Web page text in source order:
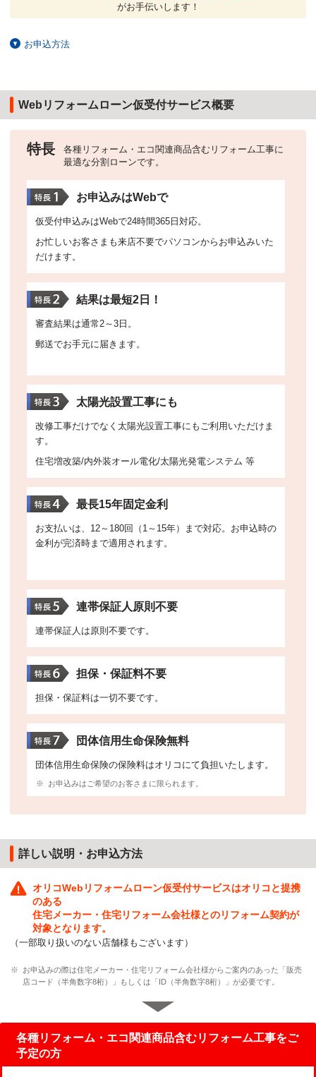
がお手伝いします！
お申込方法
Webリフォームローン仮受付サービス概要
特長
各種リフォーム・エコ関連商品含むリフォーム工事に
最適な分割ローンです。
お申込みはWebで
仮受付申込みはWebで24時間365日対応。
お忙しいお客さまも来店不要でパソコンからお申込みいた
だけます。
結果は最短2日！
審査結果は通常2～3日。
郵送でお手元に届きます。
太陽光設置工事にも
改修工事だけでなく太陽光設置工事にもご利用いただけま
す。
住宅増改築/内外装オール電化/太陽光発電システム 等
最長15年固定金利
お支払いは、12～180回（1～15年）まで対応。お申込時の
金利が完済時まで適用されます。
連帯保証人原則不要
連帯保証人は原則不要です。
担保・保証料不要
担保・保証料は一切不要です。
団体信用生命保険無料
団体信用生命保険の保険料はオリコにて負担いたします。
※ お申込みはご希望のお客さまに限られます。
詳しい説明・お申込方法
オリコWebリフォームローン仮受付サービスはオリコと提携
のある
住宅メーカー・住宅リフォーム会社様とのリフォーム契約が
対象となります。
（一部取り扱いのない店舗様もございます）
※
お申込みの際は住宅メーカー・住宅リフォーム会社様からご案内のあった「販売
店コード（半角数字8桁）」もしくは「ID（半角数字8桁）」が必要です。
各種リフォーム・エコ関連商品含むリフォーム工事をご
予定の方